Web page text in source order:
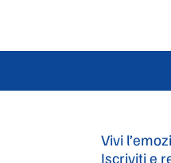
Vivi
Iscriviti e